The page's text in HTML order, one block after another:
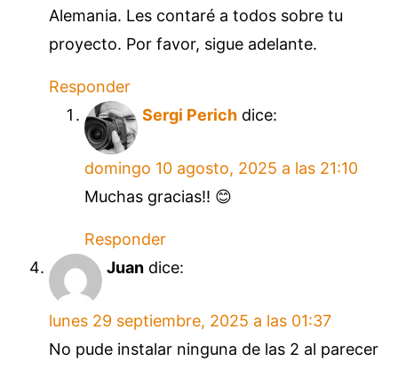
Alemania. Les contaré a todos sobre tu
proyecto. Por favor, sigue adelante.
Responder
Sergi Perich dice:
domingo 10 agosto, 2025 a las 21:10
Muchas gracias!! 😊
Responder
Juan dice:
lunes 29 septiembre, 2025 a las 01:37
No pude instalar ninguna de las 2 al parecer